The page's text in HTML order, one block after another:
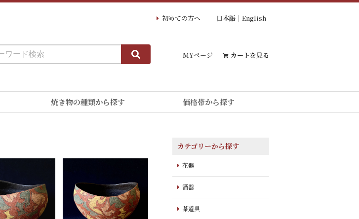
初めての方へ 日本語 English
MYページ カートを見る
焼き物の種類から探す 価格帯から探す
カテゴリーから探す
花器
酒器
茶道具